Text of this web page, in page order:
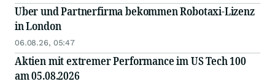
Uber und Partnerfirma bekommen Robotaxi-Lizenz
in London
06.08.26, 05:47
Aktien mit extremer Performance im US Tech 100
am 05.08.2026